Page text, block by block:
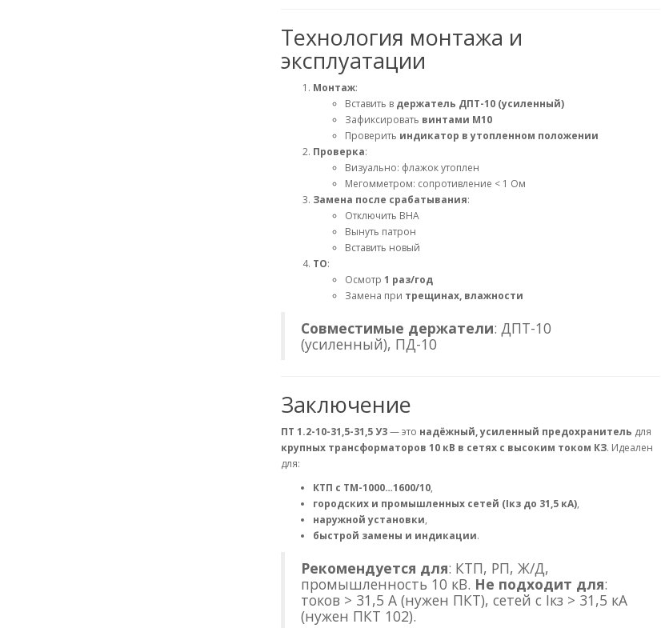
Технология монтажа и
эксплуатации
Монтаж:
Вставить в держатель ДПТ-10 (усиленный)
Зафиксировать винтами М10
Проверить индикатор в утопленном положении
Проверка:
Визуально: флажок утоплен
Мегомметром: сопротивление < 1 Ом
Замена после срабатывания:
Отключить ВНА
Вынуть патрон
Вставить новый
ТО:
Осмотр 1 раз/год
Замена при трещинах, влажности
Совместимые держатели: ДПТ-10
(усиленный), ПД-10
Заключение
ПТ 1.2-10-31,5-31,5 У3— это надёжный, усиленный предохранитель для
крупных трансформаторов 10 кВ в сетях с высоким током КЗ. Идеален
для:
КТП с ТМ-1000…1600/10,
городских и промышленных сетей (Iкз до 31,5 кА),
наружной установки,
быстрой замены и индикации.
Рекомендуется для: КТП, РП, Ж/Д,
промышленность 10 кВ. Не подходит для:
токов > 31,5 А (нужен ПКТ), сетей с Iкз > 31,5 кА
(нужен ПКТ 102).